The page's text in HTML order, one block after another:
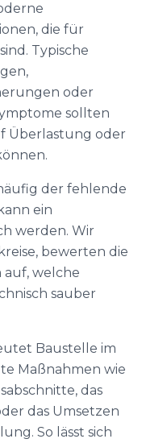
die für
Typische
oder
sollten
Überlastung oder
der fehlende
ein
werden. Wir
bewerten die
welche
sauber
Baustelle im
Maßnahmen wie
das
das Umsetzen
So lässt sich